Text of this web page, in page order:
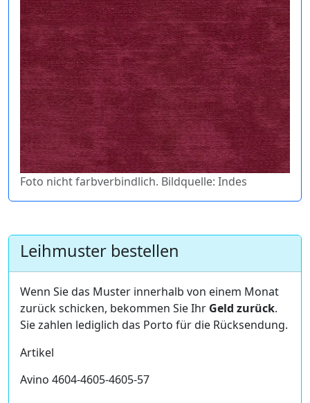
Foto nicht farbverbindlich. Bildquelle: Indes
Leihmuster bestellen
Wenn Sie das Muster innerhalb von einem Monat
zurück schicken, bekommen Sie Ihr Geld zurück.
Sie zahlen lediglich das Porto für die Rücksendung.
Artikel
Avino 4604-4605-4605-57